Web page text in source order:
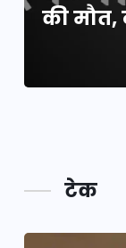
की मौत,
टेक